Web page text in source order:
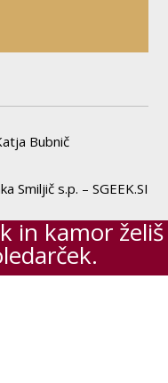
Bubnič
Smiljič s.p. – SGEEK.SI
in kamor želiš